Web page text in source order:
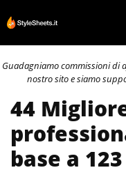
al
contenuto
Guadagniamo commissioni di
nostro sito e siamo
44
base a